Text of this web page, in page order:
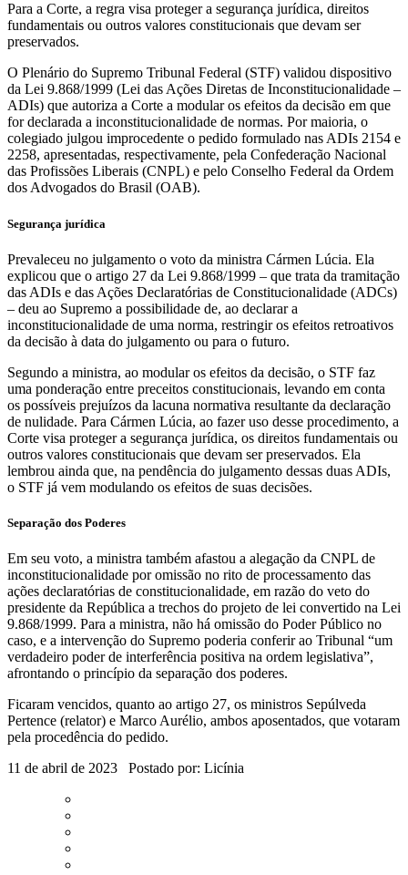
Para a Corte, a regra visa proteger a segurança jurídica, direitos
fundamentais ou outros valores constitucionais que devam ser
preservados.
O Plenário do Supremo Tribunal Federal (STF) validou dispositivo
da Lei 9.868/1999 (Lei das Ações Diretas de Inconstitucionalidade –
ADIs) que autoriza a Corte a modular os efeitos da decisão em que
for declarada a inconstitucionalidade de normas. Por maioria, o
colegiado julgou improcedente o pedido formulado nas ADIs 2154 e
2258, apresentadas, respectivamente, pela Confederação Nacional
das Profissões Liberais (CNPL) e pelo Conselho Federal da Ordem
dos Advogados do Brasil (OAB).
Segurança jurídica
Prevaleceu no julgamento o voto da ministra Cármen Lúcia. Ela
explicou que o artigo 27 da Lei 9.868/1999 – que trata da tramitação
das ADIs e das Ações Declaratórias de Constitucionalidade (ADCs)
– deu ao Supremo a possibilidade de, ao declarar a
inconstitucionalidade de uma norma, restringir os efeitos retroativos
da decisão à data do julgamento ou para o futuro.
Segundo a ministra, ao modular os efeitos da decisão, o STF faz
uma ponderação entre preceitos constitucionais, levando em conta
os possíveis prejuízos da lacuna normativa resultante da declaração
de nulidade. Para Cármen Lúcia, ao fazer uso desse procedimento, a
Corte visa proteger a segurança jurídica, os direitos fundamentais ou
outros valores constitucionais que devam ser preservados. Ela
lembrou ainda que, na pendência do julgamento dessas duas ADIs,
o STF já vem modulando os efeitos de suas decisões.
Separação dos Poderes
Em seu voto, a ministra também afastou a alegação da CNPL de
inconstitucionalidade por omissão no rito de processamento das
ações declaratórias de constitucionalidade, em razão do veto do
presidente da República a trechos do projeto de lei convertido na Lei
9.868/1999. Para a ministra, não há omissão do Poder Público no
caso, e a intervenção do Supremo poderia conferir ao Tribunal “um
verdadeiro poder de interferência positiva na ordem legislativa”,
afrontando o princípio da separação dos poderes.
Ficaram vencidos, quanto ao artigo 27, os ministros Sepúlveda
Pertence (relator) e Marco Aurélio, ambos aposentados, que votaram
pela procedência do pedido.
11 de abril de 2023 Postado por: Licínia